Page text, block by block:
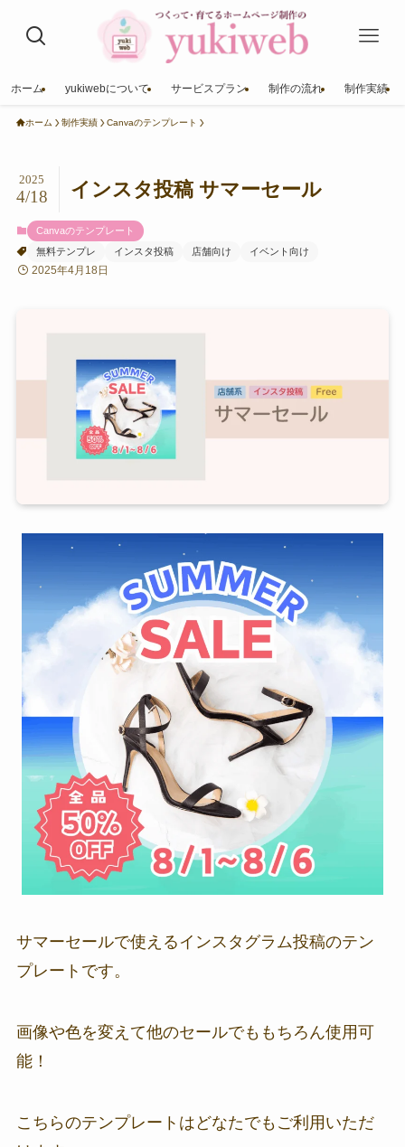
ホーム yukiwebについて サービスプラン 制作の流れ 制作実績
ホーム 制作実績 Canvaのテンプレート
インスタ投稿 サマーセール
2025
4/18
Canvaのテンプレート
無料テンプレ
インスタ投稿 店舗向け イベント向け
2025年4月18日
サマーセールで使えるインスタグラム投稿のテン
プレートです。
画像や色を変えて他のセールでももちろん使用可
能！
こちらのテンプレートはどなたでもご利用いただ